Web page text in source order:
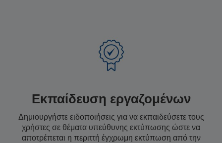
Εκπαίδευση εργαζομένων
Δημιουργήστε ειδοποιήσεις για να εκπαιδεύσετε τους
χρήστες σε θέματα υπεύθυνης εκτύπωσης ώστε να
αποτρέπεται η περιττή έγχρωμη εκτύπωση από την